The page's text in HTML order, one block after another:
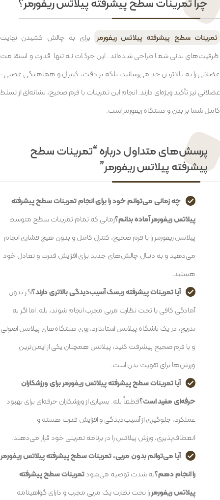
تمرینات سطح پیشرفته پیلاتس ریفورمر برای به چالش کشیدن نهایت
ظرفیت‌های بدنی شما طراحی شده‌اند. این حرکات نه تنها قدرت و استقامت
عضلانی را به بالاترین حد می‌رسانند، بلکه بر دقت، کنترل و هماهنگی عصبی-
عضلانی نیز تأکید ویژه‌ای دارند. انجام این تمرینات با فرم صحیح، نشانه‌ای از تسلط
کامل شما بر بدن و دستگاه ریفورمر است.
پرسش‌های متداول درباره “تمرینات سطح
پیشرفته پیلاتس ریفورمر”
چه زمانی می‌توانم خود را برای انجام تمرینات سطح پیشرفته
پیلاتس ریفورمر آماده بدانم؟زمانی که تمام تمرینات سطح متوسط
پیلاتس ریفورمر را با فرم صحیح، کنترل کامل و بدون هیچ فشاری انجام
می‌دهید و به دنبال چالش‌های جدید برای افزایش قدرت و تعادل خود
هستید.
آیا تمرینات پیشرفته ریسک آسیب‌دیدگی بالاتری دارند؟اگر بدون
آمادگی کافی یا تحت نظارت مربی مجرب انجام شوند، بله. اما اگر به
تدریج، در یک باشگاه پیلاتس استاندارد، روی دستگاه‌های پیلاتس اصولی
و با فرم صحیح پیشرفت کنید، پیلاتس همچنان یکی از ایمن‌ترین
ورزش‌ها برای تقویت بدن است.
آیا تمرینات سطح پیشرفته پیلاتس ریفورمر برای ورزشکاران
حرفه‌ای مفید است؟قطعاً بله. بسیاری از ورزشکاران حرفه‌ای برای بهبود
عملکرد، جلوگیری از آسیب‌دیدگی و افزایش قدرت هسته و
انعطاف‌پذیری، ورزش پیلاتس را در برنامه تمرینی خود قرار می‌دهند.
آیا می‌توانم بدون مربی، تمرینات سطح پیشرفته پیلاتس ریفورمر
را انجام دهم؟به شدت توصیه می‌شودتمرینات سطح پیشرفته
پیلاتس ریفورمررا تحت نظارت یک مربی مجرب و دارای گواهینامه